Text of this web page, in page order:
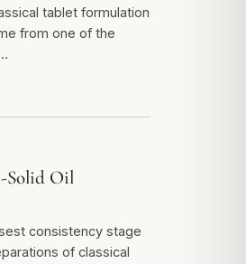
tablet formulation
from one of the
Solid Oil
consistency stage
of classical